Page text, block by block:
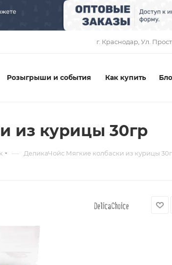
г. Краснодар, ​Ул.
Розыгрыши и события Как купить
из курицы 30гр
— ДеликаЧойс Мягкие колбаски из курицы